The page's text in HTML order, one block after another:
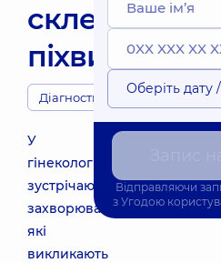
склепіння
піхви
Діагности
У
гінекології
зустрічаються
захворювання,
які
викликають
Оберіть дату
Відправляючи
з Угодою